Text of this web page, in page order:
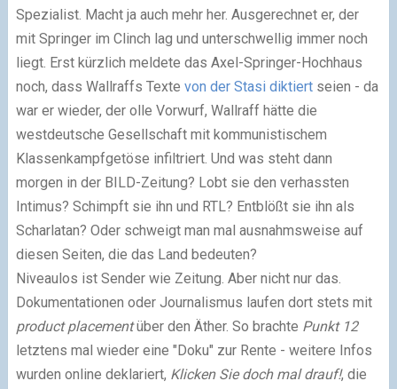
Spezialist. Macht ja auch mehr her. Ausgerechnet er, der
mit Springer im Clinch lag und unterschwellig immer noch
liegt. Erst kürzlich meldete das Axel-Springer-Hochhaus
noch, dass Wallraffs Texte von der Stasi diktiertseien - da
war er wieder, der olle Vorwurf, Wallraff hätte die
westdeutsche Gesellschaft mit kommunistischem
Klassenkampfgetöse infiltriert. Und was steht dann
morgen in der BILD-Zeitung? Lobt sie den verhassten
Intimus? Schimpft sie ihn und RTL? Entblößt sie ihn als
Scharlatan? Oder schweigt man mal ausnahmsweise auf
diesen Seiten, die das Land bedeuten?
Niveaulos ist Sender wie Zeitung. Aber nicht nur das.
Dokumentationen oder Journalismus laufen dort stets mit
product placementüber den Äther. So brachte Punkt 12
letztens mal wieder eine "Doku" zur Rente - weitere Infos
wurden online deklariert, Klicken Sie doch mal drauf!, die